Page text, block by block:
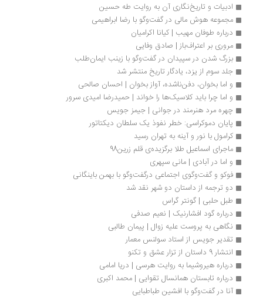
ادبیات و تاریخ‌نگاری آن به روایت طه حسین
مجموعه هوش مالی در گفت‌وگو با رضا ابراهیمی
درباره طوفان مهیب | کیانا اکرامیان
مروری بر اعتراف‌باز | صادق وفایی
بزرگ شدن در سپیدان در گفت‌وگو با زینب ایمان‌طلب
جلد سوم از یزد، یادگار تاریخ منتشر شد
و اما بخوان، دفن‌ناشده، آواز بخوان | احسان صالحی
و اما چرا باید کلاسیک‌ها را خواند | حمیدرضا امیدی سرور
چهره مرد هنرمند در جوانی | جیمز جویس
پایان دموکراسی: خطر نفوذ یک سلطان دیکتاتور
کرامول با نور و آینه به تهران رسید
ماجرای اسماعیل طلا برگزیده‌ی قلم زرین98
و اما در آبادی | مانی سپهری
فوکو و گفت‌وگوی اجتماعی درگفت‌و‌گو با بهمن باینگانی
دو ترجمه از داستان دو شهر نقد شد
طبل حلبی | گونتر گراس
درباره گود افشارنیک | نعیم صدفی
نگاهی به پروست علیه زوال | پیمان طالبی
تقدیر جویس از استاد سولنس معمار
انتشار 9 داستان از تزار عشق و تکنو
درباره هیروشیما به روایت هرسی | دریا امامی
درباره تابستان همانسال تقوایی | محمد اکبری
آنا در گفت‌وگو با افشین طباطبایی